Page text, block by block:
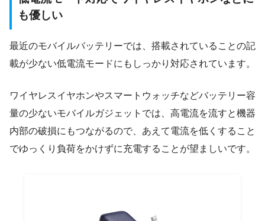
も優しい
最近のモバイルバッテリーでは、搭載されていることの記
載が少ない低電流モードにもしっかり対応されています。
ワイヤレスイヤホンやスマートウォッチなどバッテリー容
量の少ないモバイルガジェットでは、高電流を流すと機器
内部の破損にもつながるので、あえて電流を低くすること
でゆっくり負荷をかけずに充電することが望ましいです。